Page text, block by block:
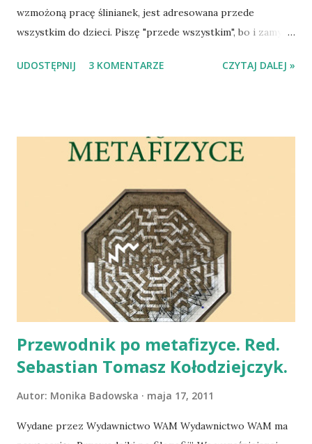
wzmożoną pracę ślinianek, jest adresowana przede
wszystkim do dzieci. Piszę "przede wszystkim", bo i zamysł,
przypomina kulinarne poradniki - witaminy ważne dla
trudności dopasowane do dziecięcej percepcji, a ilustracje
prawdziwymi dziełami sztuki:-) Poszczególne działy
kulinarne przeplecione są zadaniami dla młodych
czytelników/kucharzy. A to trzeba pokolorować muffinki, a
to pomóc wrócić pestce do domu, czy porównać zawartość
dwóch talerzy z jarzynową i wskazać różnice. Oglądałam tę
książkę już kilka razy. Oglądam wciąż od nowa i nie mogę
się nacieszyć. Tak naprawdę to zabrałam ją do Warszawy, by
zostawić Heli...
UDOSTĘPNIJ 3 KOMENTARZE CZYTAJ DALEJ »
Przewodnik po metafizyce. Red.
Sebastian Tomasz Kołodziejczyk.
Autor: Monika Badowska maja 17, 2011
Wydane przez Wydawnictwo WAM Wydawnictwo WAM ma